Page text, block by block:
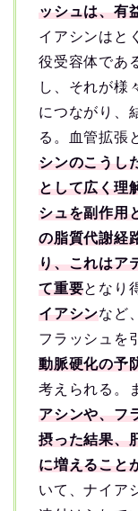
ッシュは、有
イアシンはと
役受容体であ
し、それが様
につながり、
る。血管拡張
シンのこうし
として広く理
シュを副作用
の脂質代謝経
り、これはア
て重要とな
イアシンなど
フラッシュを
動脈硬化の予
考えられる。
アシンや、フ
摂った結果、
に増えること
いて、ナイア